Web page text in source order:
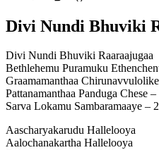
Divi Nundi Bhuviki
Divi Nundi Bhuviki Raaraajugaa
Bethlehemu Puramuku
Graamamanthaa Chirunavvulolike
Pattanamanthaa Panduga Chese –
Sarva Lokamu Sambaramaaye – 2
Aascharyakarudu Hallelooya
Aalochanakartha Hallelooya